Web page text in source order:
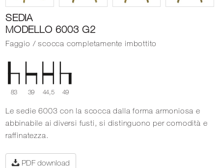
SEDIA
MODELLO 6003 G2
Faggio / scocca completamente imbottito
83 39 44,5 49
Le sedie 6003 con la scocca dalla forma armoniosa e
abbinabile ai diversi fusti, si distinguono per comodità e
raffinatezza.
PDF download